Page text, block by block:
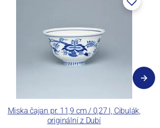
Miska čajan pr. 11,9 cm / 0,27 l, Cibulák,
originální z Dubí